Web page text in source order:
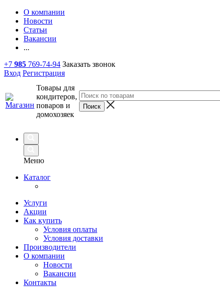
О компании
Новости
Статьи
Вакансии
...
+7 985 769-74-94 Заказать звонок
Вход Регистрация
Товары для
кондитеров,
поваров и
домохозяек
Меню
Каталог
Услуги
Акции
Как купить
Условия оплаты
Условия доставки
Производители
О компании
Новости
Вакансии
Контакты